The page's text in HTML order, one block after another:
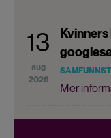
13
aug
2026
Mer